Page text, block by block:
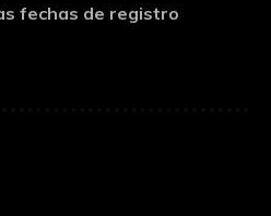
fechas de registro